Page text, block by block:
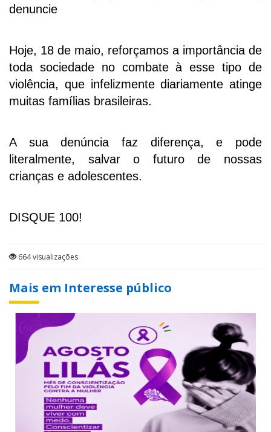
denuncie
Hoje, 18 de maio, reforçamos a importância de
toda sociedade no combate à esse tipo de
violência, que infelizmente diariamente atinge
muitas famílias brasileiras.
A sua denúncia faz diferença, e pode
literalmente, salvar o futuro de nossas
crianças e adolescentes.
DISQUE 100!
664 visualizações
Mais em Interesse público